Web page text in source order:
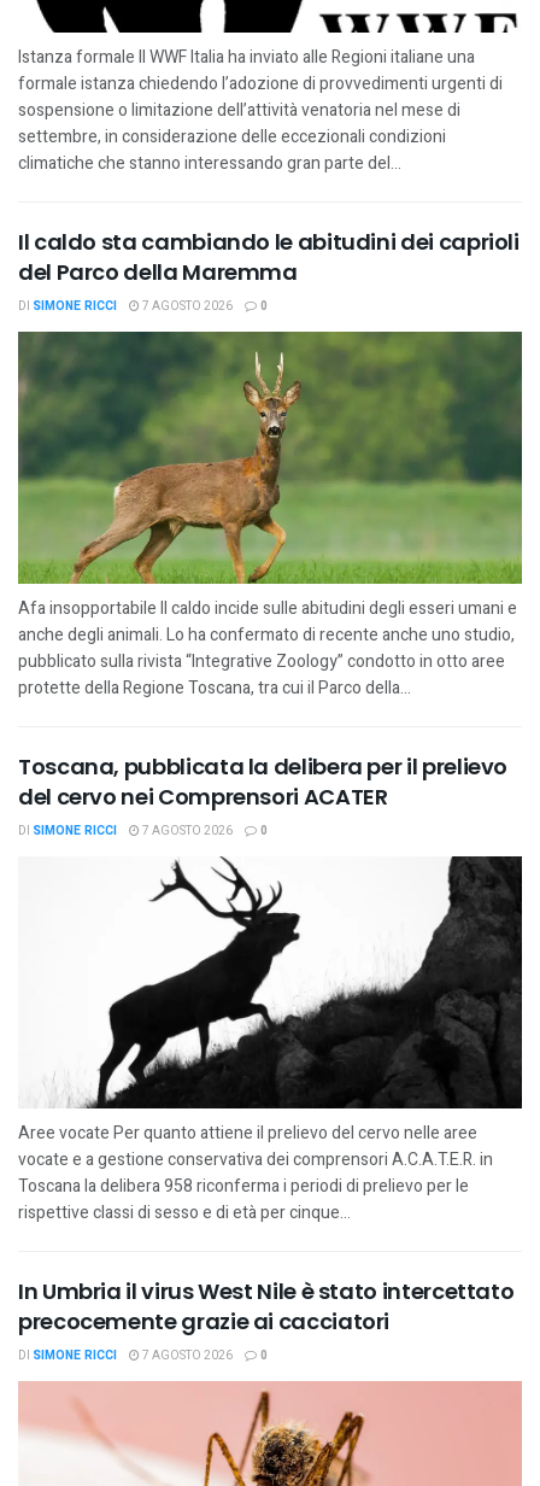
Istanza formale Il WWF Italia ha inviato alle Regioni italiane una
formale istanza chiedendo l’adozione di provvedimenti urgenti di
sospensione o limitazione dell’attività venatoria nel mese di
settembre, in considerazione delle eccezionali condizioni
climatiche che stanno interessando gran parte del...
Il caldo sta cambiando le abitudini dei caprioli
del Parco della Maremma
DI SIMONE RICCI 7 AGOSTO 2026 0
Afa insopportabile Il caldo incide sulle abitudini degli esseri umani e
anche degli animali. Lo ha confermato di recente anche uno studio,
pubblicato sulla rivista “Integrative Zoology” condotto in otto aree
protette della Regione Toscana, tra cui il Parco della...
Toscana, pubblicata la delibera per il prelievo
del cervo nei Comprensori ACATER
DI SIMONE RICCI 7 AGOSTO 2026 0
Aree vocate Per quanto attiene il prelievo del cervo nelle aree
vocate e a gestione conservativa dei comprensori A.C.A.T.E.R. in
Toscana la delibera 958 riconferma i periodi di prelievo per le
rispettive classi di sesso e di età per cinque...
In Umbria il virus West Nile è stato intercettato
precocemente grazie ai cacciatori
DI SIMONE RICCI 7 AGOSTO 2026 0